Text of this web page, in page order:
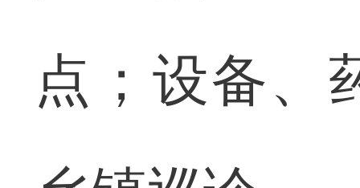
点；设备、